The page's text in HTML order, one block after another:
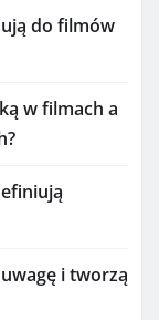
do filmów
w filmach a
i tworzą